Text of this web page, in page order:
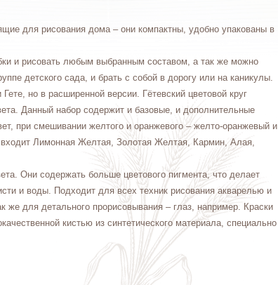
для рисования дома – они компактны, удобно упакованы в
и рисовать любым выбранным составом, а так же можно
детского сада, и брать с собой в дорогу или на каникулы.
но в расширенной версии. Гётевский цветовой круг
Данный набор содержит и базовые, и дополнительные
при смешивании желтого и оранжевого – желто-оранжевый и
Лимонная Желтая, Золотая Желтая, Кармин, Алая,
Они содержать больше цветового пигмента, что делает
и воды. Подходит для всех техник рисования акварелью и
для детального прорисовывания – глаз, например. Краски
кистью из синтетического материала, специально